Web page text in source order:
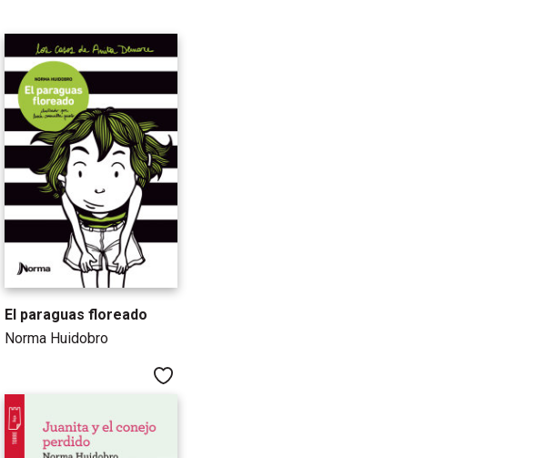
El paraguas floreado
Norma Huidobro
Me gusta